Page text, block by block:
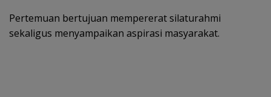
Pertemuan bertujuan mempererat silaturahmi
sekaligus menyampaikan aspirasi masyarakat.